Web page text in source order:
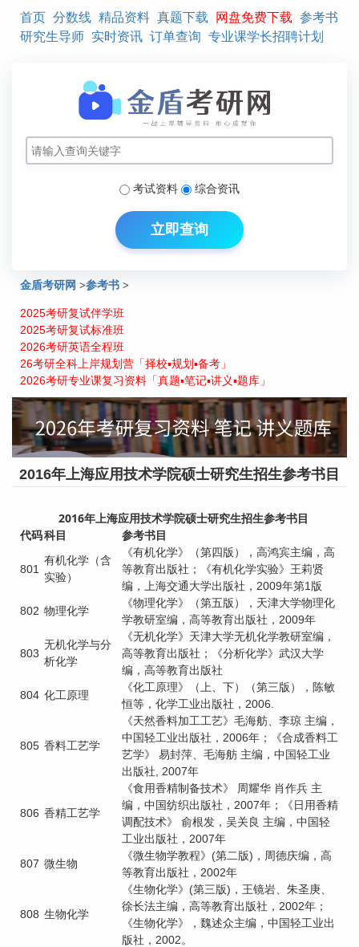
首页 分数线 精品资料 真题下载 网盘免费下载 参考书
研究生导师 实时资讯 订单查询 专业课学长招聘计划
考试资料 综合资讯
立即查询
金盾考研网 >参考书 >
2016年上海应用技术学院硕士研究生招生参考书目
2025考研复试伴学班
2025考研复试标准班
2026考研英语全程班
26考研全科上岸规划营「择校▪规划▪备考」
2026考研专业课复习资料「真题▪笔记▪讲义▪题库」
2016年上海应用技术学院硕士研究生招生参考书目
2016年上海应用技术学院硕士研究生招生参考书目
代码科目 参考书目
801
有机化学（含
实验）
《有机化学》（第四版），高鸿宾主编，高
等教育出版社；《有机化学实验》王莉贤
编，上海交通大学出版社，2009年第1版
802 物理化学
《物理化学》（第五版），天津大学物理化
学教研室编，高等教育出版社，2009年
803
无机化学与分
析化学
《无机化学》天津大学无机化学教研室编，
高等教育出版社；《分析化学》武汉大学
编，高等教育出版社
804 化工原理
《化工原理》（上、下）（第三版），陈敏
恒等，化学工业出版社，2006.
805 香料工艺学
《天然香料加工工艺》毛海舫、李琼 主编，
中国轻工业出版社，2006年；《合成香料工
艺学》 易封萍、毛海舫 主编，中国轻工业
出版社, 2007年
806 香精工艺学
《食用香精制备技术》 周耀华 肖作兵 主
编，中国纺织出版社，2007年；《日用香精
调配技术》 俞根发，吴关良 主编，中国轻
工业出版社，2007年
807 微生物
《微生物学教程》(第二版)，周德庆编，高
等教育出版社，2002年
808 生物化学
《生物化学》(第三版)，王镜岩、朱圣庚、
徐长法主编，高等教育出版社，2002年；
《生物化学》，魏述众主编，中国轻工业出
版社，2002。